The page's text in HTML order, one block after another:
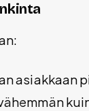
asiakkaan